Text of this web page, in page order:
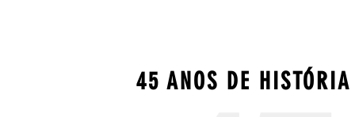
45 ANOS DE HISTÓRIA